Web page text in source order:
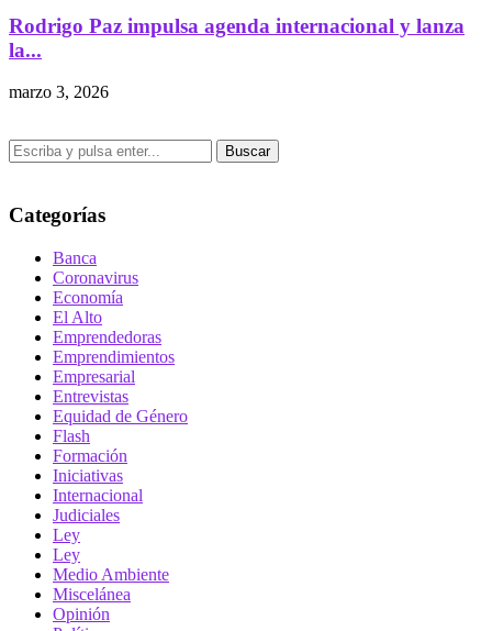
Rodrigo Paz impulsa agenda internacional y lanza
la...
marzo 3, 2026
Buscar
Categorías
Banca
Coronavirus
Economía
El Alto
Emprendedoras
Emprendimientos
Empresarial
Entrevistas
Equidad de Género
Flash
Formación
Iniciativas
Internacional
Judiciales
Ley
Ley
Medio Ambiente
Miscelánea
Opinión